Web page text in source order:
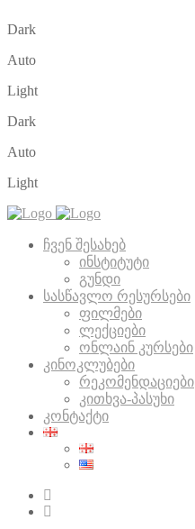
Dark
Auto
Light
Dark
Auto
Light
ჩვენ შესახებ
ინსტიტუტი
გუნდი
სასწავლო რესურსები
ფილმები
ლექციები
ონლაინ კურსები
კინოკლუბები
რეკომენდაციები
კითხვა-პასუხი
კონტაქტი